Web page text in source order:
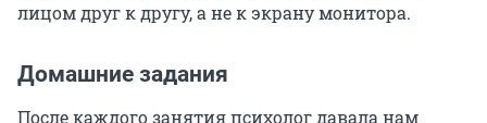
лицом друг к другу, а не к экрану монитора.
Домашние задания
После каждого занятия психолог давала нам